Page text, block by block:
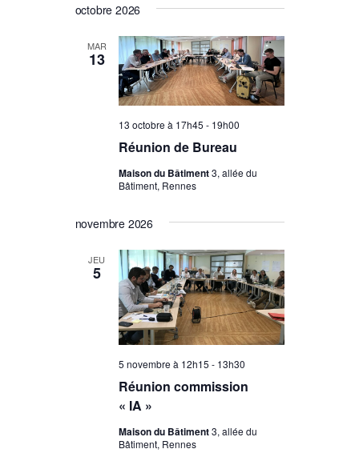
octobre 2026
MAR
13
Réunion de Bureau
13 octobre à 17h45 - 19h00
Maison du Bâtiment3, allée du
Bâtiment, Rennes
novembre 2026
JEU
5
Réunion commission
« IA »
5 novembre à 12h15 - 13h30
Maison du Bâtiment3, allée du
Bâtiment, Rennes